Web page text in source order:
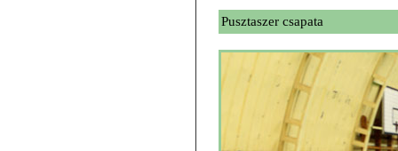
Pusztaszer csapata